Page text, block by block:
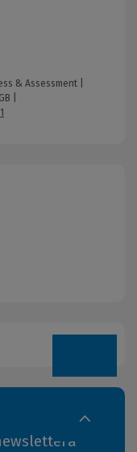
& Assessment |
|